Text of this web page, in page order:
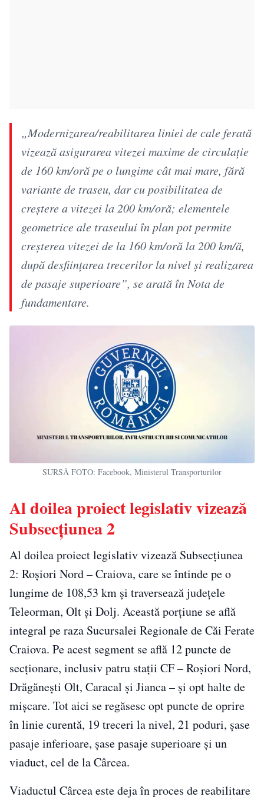
„Modernizarea/reabilitarea liniei de cale ferată
vizează asigurarea vitezei maxime de circulație
de 160 km/oră pe o lungime cât mai mare, fără
variante de traseu, dar cu posibilitatea de
creștere a vitezei la 200 km/oră; elementele
geometrice ale traseului în plan pot permite
creșterea vitezei de la 160 km/oră la 200 km/ă,
după desființarea trecerilor la nivel și realizarea
de pasaje superioare”, se arată în Nota de
fundamentare.
SURSĂ FOTO: Facebook, Ministerul Transporturilor
Al doilea proiect legislativ vizează
Subsecțiunea 2
Al doilea proiect legislativ vizează Subsecțiunea
2: Roșiori Nord – Craiova, care se întinde pe o
lungime de 108,53 km și traversează județele
Teleorman, Olt și Dolj. Această porțiune se află
integral pe raza Sucursalei Regionale de Căi Ferate
Craiova. Pe acest segment se află 12 puncte de
secționare, inclusiv patru stații CF – Roșiori Nord,
Drăgănești Olt, Caracal și Jianca – și opt halte de
mișcare. Tot aici se regăsesc opt puncte de oprire
în linie curentă, 19 treceri la nivel, 21 poduri, șase
pasaje inferioare, șase pasaje superioare și un
viaduct, cel de la Cârcea.
Viaductul Cârcea este deja în proces de reabilitare